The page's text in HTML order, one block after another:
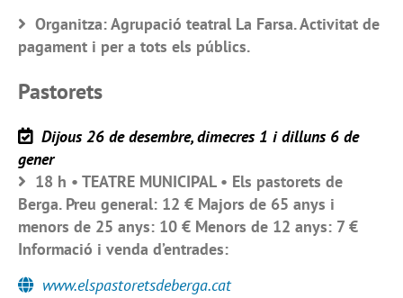
Organitza: Agrupació teatral La Farsa. Activitat de
pagament i per a tots els públics.
Pastorets
Dijous 26 de desembre, dimecres 1 i dilluns 6 de
gener
18 h • TEATRE MUNICIPAL • Els pastorets de
Berga. Preu general: 12 € Majors de 65 anys i
menors de 25 anys: 10 € Menors de 12 anys: 7 €
Informació i venda d’entrades:
www.elspastoretsdeberga.cat